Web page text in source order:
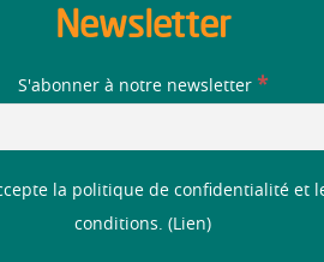
Newsletter
S'abonner à notre newsletter *
la politique de confidentialité et
conditions. ( Lien)